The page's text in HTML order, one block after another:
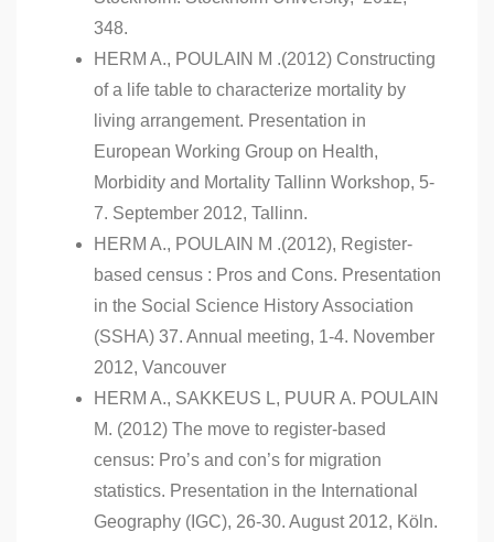
348.
HERM A., POULAIN M .(2012) Constructing
of a life table to characterize mortality by
living arrangement. Presentation in
European Working Group on Health,
Morbidity and Mortality Tallinn Workshop, 5-
7. September 2012, Tallinn.
HERM A., POULAIN M .(2012), Register-
based census : Pros and Cons. Presentation
in the Social Science History Association
(SSHA) 37. Annual meeting, 1-4. November
2012, Vancouver
HERM A., SAKKEUS L, PUUR A. POULAIN
M. (2012) The move to register-based
census: Pro’s and con’s for migration
statistics. Presentation in the International
Geography (IGC), 26-30. August 2012, Köln.